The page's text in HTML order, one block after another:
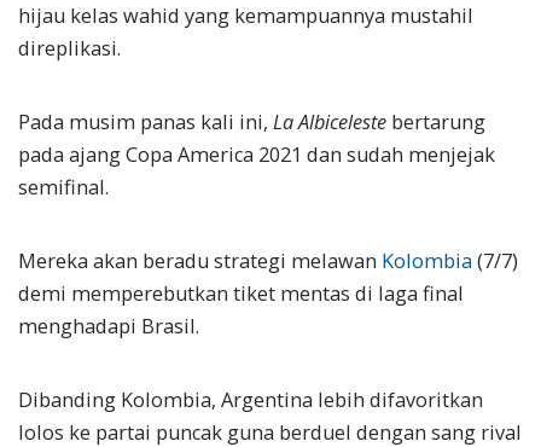
hijau kelas wahid yang kemampuannya mustahil
direplikasi.
Pada musim panas kali ini, La Albiceleste bertarung
pada ajang Copa America 2021 dan sudah menjejak
semifinal.
Mereka akan beradu strategi melawan Kolombia(7/7)
demi memperebutkan tiket mentas di laga final
menghadapi Brasil.
Dibanding Kolombia, Argentina lebih difavoritkan
lolos ke partai puncak guna berduel dengan sang rival